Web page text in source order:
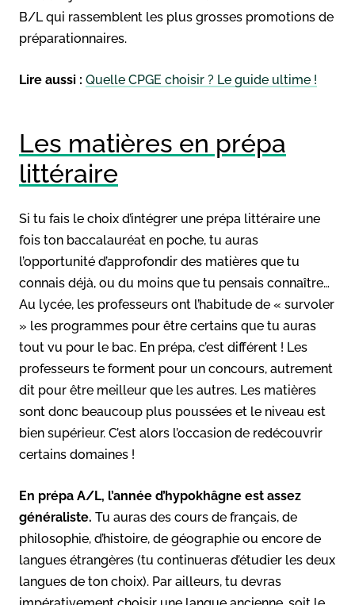
B/L qui rassemblent les plus grosses promotions de
préparationnaires.
Lire aussi : Quelle CPGE choisir ? Le guide ultime !
Les matières en prépa
littéraire
Si tu fais le choix d’intégrer une prépa littéraire une
fois ton baccalauréat en poche, tu auras
l’opportunité d’approfondir des matières que tu
connais déjà, ou du moins que tu pensais connaître…
Au lycée, les professeurs ont l’habitude de « survoler
» les programmes pour être certains que tu auras
tout vu pour le bac. En prépa, c’est différent ! Les
professeurs te forment pour un concours, autrement
dit pour être meilleur que les autres. Les matières
sont donc beaucoup plus poussées et le niveau est
bien supérieur. C’est alors l’occasion de redécouvrir
certains domaines !
En prépa A/L, l’année d’hypokhâgne est assez
généraliste. Tu auras des cours de français, de
philosophie, d’histoire, de géographie ou encore de
langues étrangères (tu continueras d’étudier les deux
langues de ton choix). Par ailleurs, tu devras